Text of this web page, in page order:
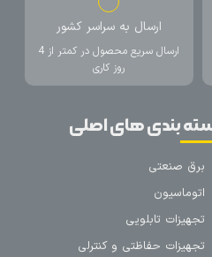
ارسال به سراسر کشور
ارسال سریع محصول در کمتر از 4
روز کاری
بندی های اصلی
برق صنعتی
اتوماسیون
تجهیزات تابلویی
تجهیزات حفاظتی و کنترلی